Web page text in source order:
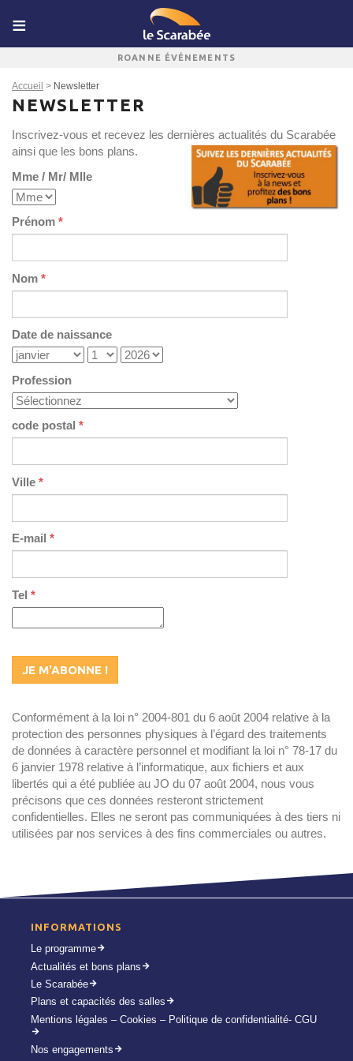
ROANNE ÉVÉNEMENTS
Accueil > Newsletter
NEWSLETTER
Inscrivez-vous et recevez les dernières actualités du Scarabée
ainsi que les bons plans.
Mme / Mr/ Mlle
Prénom *
Nom *
Date de naissance
Profession
code postal *
Ville *
E-mail *
Tel *
Conformément à la loi n° 2004-801 du 6 août 2004 relative à la
protection des personnes physiques à l’égard des traitements
de données à caractère personnel et modifiant la loi n° 78-17 du
6 janvier 1978 relative à l’informatique, aux fichiers et aux
libertés qui a été publiée au JO du 07 août 2004, nous vous
précisons que ces données resteront strictement
confidentielles. Elles ne seront pas communiquées à des tiers ni
utilisées par nos services à des fins commerciales ou autres.
INFORMATIONS
Le programme
Actualités et bons plans
Le Scarabée
Plans et capacités des salles
Mentions légales – Cookies – Politique de confidentialité- CGU
Nos engagements